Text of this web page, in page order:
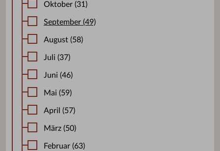
Oktober (31)
September (49)
August (58)
Juli (37)
Juni (46)
Mai (59)
April (57)
März (50)
Februar (63)